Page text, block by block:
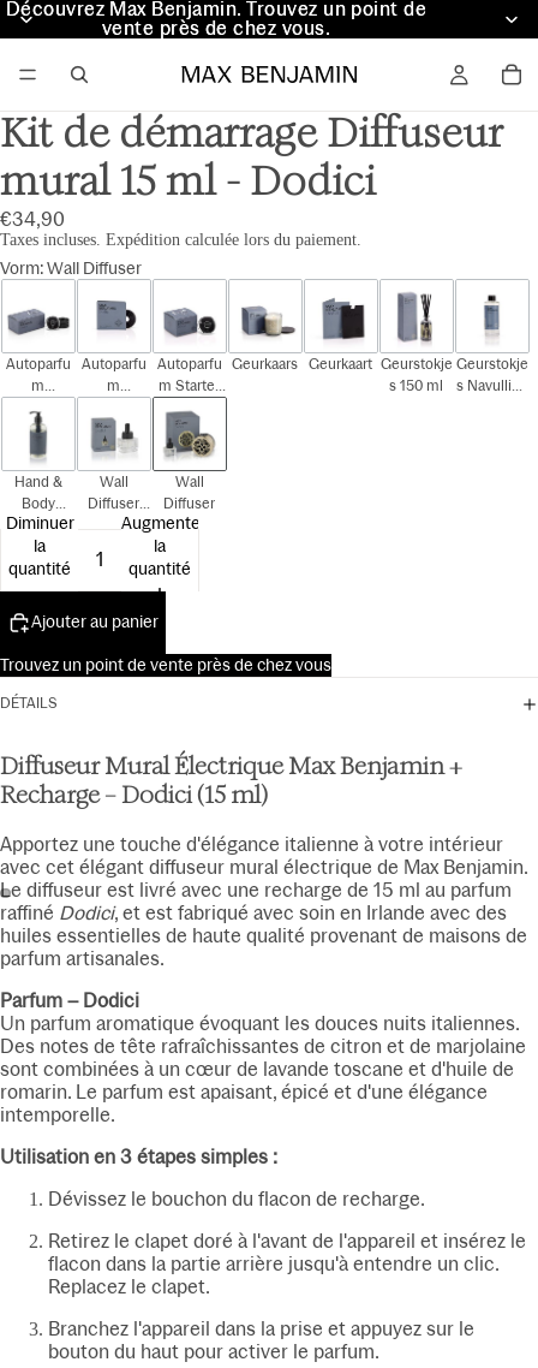
Découvrez Max Benjamin. Trouvez un point de
vente près de chez vous.
Découvrez Max Benjamin. Trouvez un point de
vente près de chez vous.
Kit de démarrage Diffuseur
mural 15 ml - Dodici
€34,90
Taxes incluses. Expédition calculée lors du paiement.
Vorm:Wall Diffuser
Autoparfu
m
Autoparfu
m
Autoparfu
m Starter
Kit
Geurkaars Geurkaart Geurstokje
s 150 ml
Geurstokje
s Navulling
Hand &
Body
300ml
Wall
Diffuser
Navulling
Wall
Diffuser
Diminuer
la
quantité
Augmenter
la
quantité
Ajouter au panier
Trouvez un point de vente près de chez vous
DÉTAILS
Diffuseur Mural Électrique Max Benjamin +
Recharge – Dodici (15 ml)
Apportez une touche d'élégance italienne à votre intérieur
avec cet élégant diffuseur mural électrique de Max Benjamin.
Le diffuseur est livré avec une recharge de 15 ml au parfum
raffiné Dodici, et est fabriqué avec soin en Irlande avec des
huiles essentielles de haute qualité provenant de maisons de
parfum artisanales.
Parfum – Dodici
Un parfum aromatique évoquant les douces nuits italiennes.
Des notes de tête rafraîchissantes de citron et de marjolaine
sont combinées à un cœur de lavande toscane et d'huile de
romarin. Le parfum est apaisant, épicé et d'une élégance
intemporelle.
Utilisation en 3 étapes simples :
Dévissez le bouchon du flacon de recharge.
Retirez le clapet doré à l'avant de l'appareil et insérez le
flacon dans la partie arrière jusqu'à entendre un clic.
Replacez le clapet.
Branchez l'appareil dans la prise et appuyez sur le
bouton du haut pour activer le parfum.